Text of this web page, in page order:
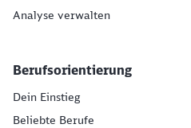
Analyse verwalten
Berufsorientierung
Dein Einstieg
Beliebte Berufe